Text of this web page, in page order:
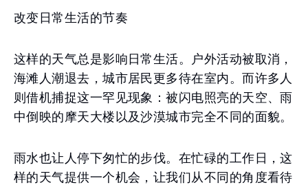
改变日常生活的节奏
这样的天气总是影响日常生活。户外活动被取消，
海滩人潮退去，城市居民更多待在室内。而许多人
则借机捕捉这一罕见现象：被闪电照亮的天空、雨
中倒映的摩天大楼以及沙漠城市完全不同的面貌。
雨水也让人停下匆忙的步伐。在忙碌的工作日，这
样的天气提供一个机会，让我们从不同的角度看待